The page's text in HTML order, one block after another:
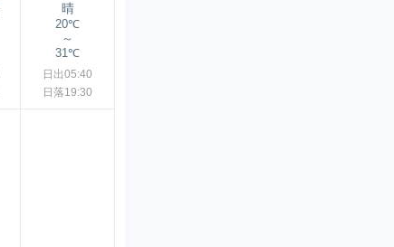
晴
20℃
～
31℃
日出05:40
日落19:30